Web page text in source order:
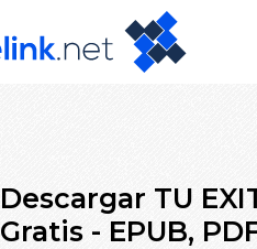
Descargar TU
Gratis - EPUB,